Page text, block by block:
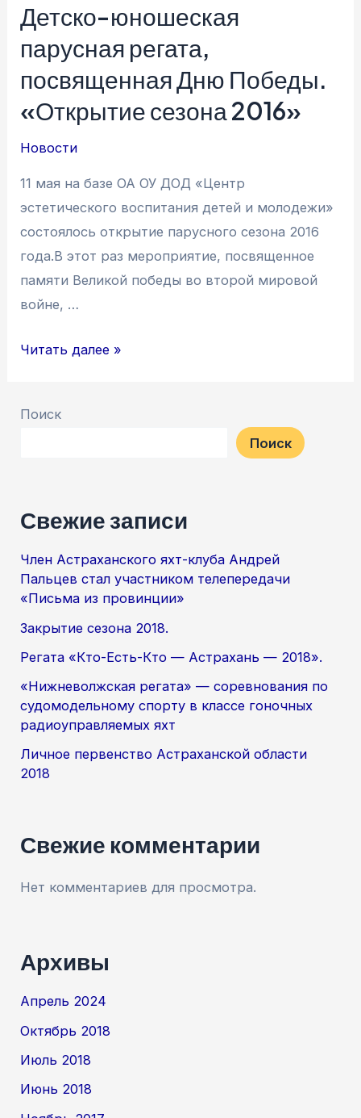
летию
Астраханского
клуба.
Детско-юношеская
парусная регата,
посвященная Дню Победы.
«Открытие сезона 2016»
Новости
11 мая на базе ОА ОУ ДОД «Центр
эстетического воспитания детей и молодежи»
состоялось открытие парусного сезона 2016
года.В этот раз мероприятие, посвященное
памяти Великой победы во второй мировой
войне, …
Детско-
регата,
«Открытие
2016»
Читать далее »
Поиск
Поиск
Свежие записи
Член Астраханского яхт-клуба Андрей
Пальцев стал участником телепередачи
«Письма из провинции»
Закрытие сезона 2018.
Регата «Кто-Есть-Кто — Астрахань — 2018».
«Нижневолжская регата» — соревнования по
судомодельному спорту в классе гоночных
радиоуправляемых яхт
Личное первенство Астраханской области
2018
Свежие комментарии
Нет комментариев для просмотра.
Архивы
Апрель 2024
Октябрь 2018
Июль 2018
Июнь 2018